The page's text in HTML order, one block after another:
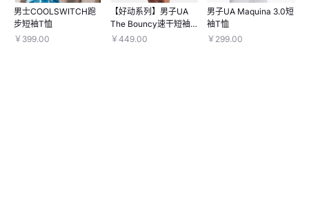
男士COOLSWITCH跑
步短袖T恤
￥399.00
【好动系列】男子UA
The Bouncy速干短袖T
恤
￥449.00
男子UA Maquina 3.0短
袖T恤
￥299.00